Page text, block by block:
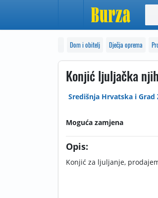
Dom i obitelj Dječja oprema
Konjić ljuljačka
Središnja Hrvatska i Grad
Moguća zamjena
Opis:
Konjić za ljuljanje,